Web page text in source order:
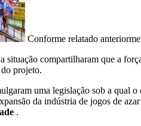
Conforme relatado
situação compartilharam que a
projeto.
uma legislação sob a qual
da indústria de jogos de
.